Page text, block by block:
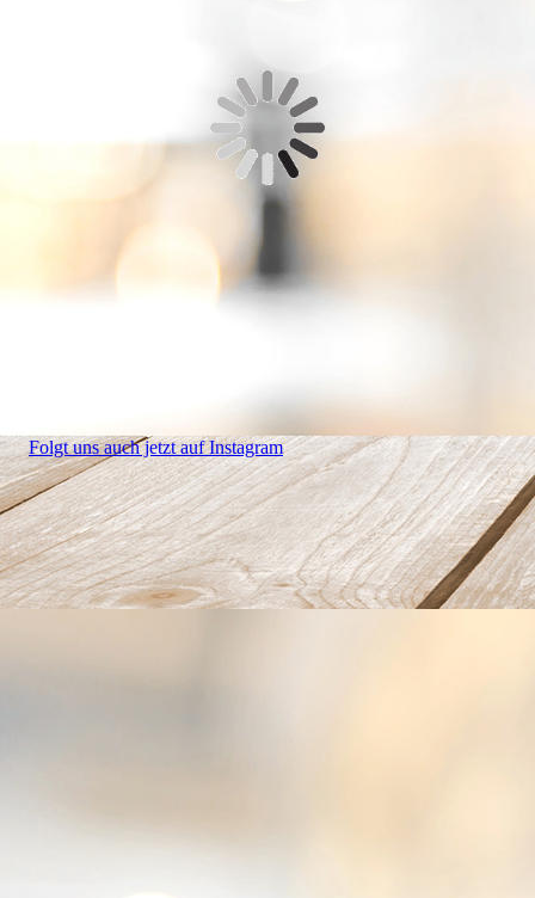
Folgt uns auch jetzt auf Instagram